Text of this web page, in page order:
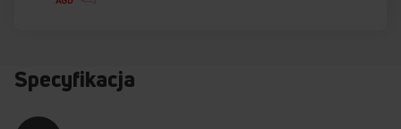
Specyfikacja